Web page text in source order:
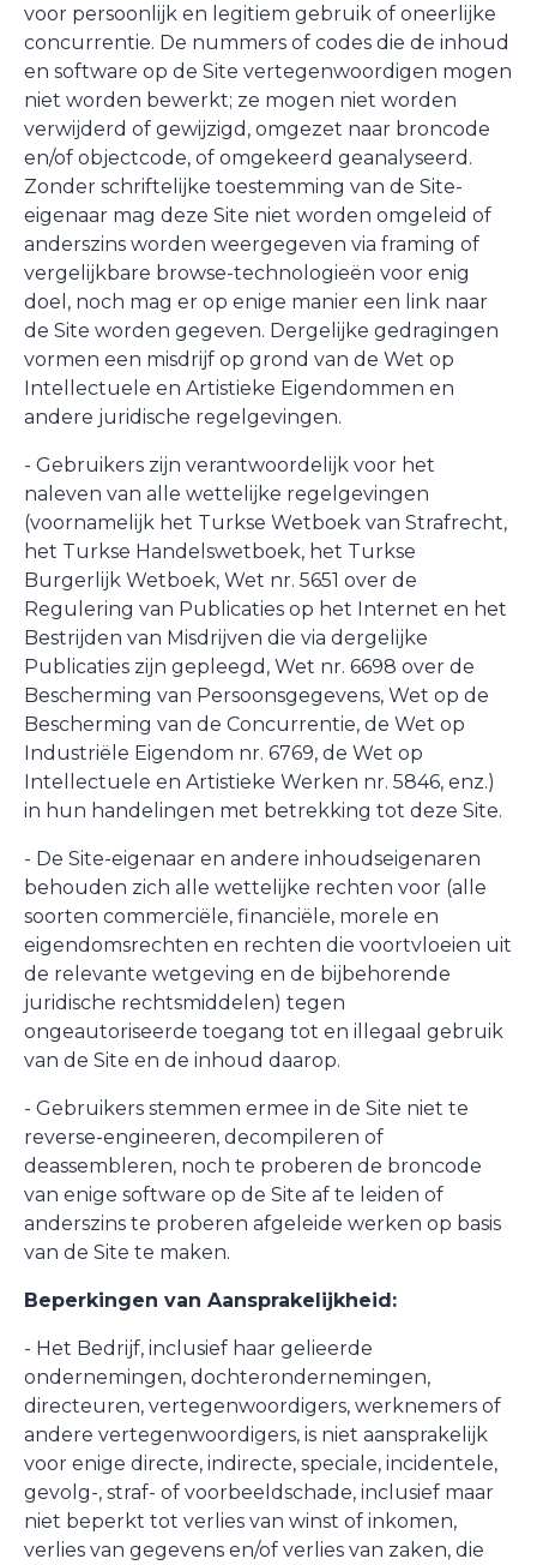
voor persoonlijk en legitiem gebruik of oneerlijke
concurrentie. De nummers of codes die de inhoud
en software op de Site vertegenwoordigen mogen
niet worden bewerkt; ze mogen niet worden
verwijderd of gewijzigd, omgezet naar broncode
en/of objectcode, of omgekeerd geanalyseerd.
Zonder schriftelijke toestemming van de Site-
eigenaar mag deze Site niet worden omgeleid of
anderszins worden weergegeven via framing of
vergelijkbare browse-technologieën voor enig
doel, noch mag er op enige manier een link naar
de Site worden gegeven. Dergelijke gedragingen
vormen een misdrijf op grond van de Wet op
Intellectuele en Artistieke Eigendommen en
andere juridische regelgevingen.
- Gebruikers zijn verantwoordelijk voor het
naleven van alle wettelijke regelgevingen
(voornamelijk het Turkse Wetboek van Strafrecht,
het Turkse Handelswetboek, het Turkse
Burgerlijk Wetboek, Wet nr. 5651 over de
Regulering van Publicaties op het Internet en het
Bestrijden van Misdrijven die via dergelijke
Publicaties zijn gepleegd, Wet nr. 6698 over de
Bescherming van Persoonsgegevens, Wet op de
Bescherming van de Concurrentie, de Wet op
Industriële Eigendom nr. 6769, de Wet op
Intellectuele en Artistieke Werken nr. 5846, enz.)
in hun handelingen met betrekking tot deze Site.
- De Site-eigenaar en andere inhoudseigenaren
behouden zich alle wettelijke rechten voor (alle
soorten commerciële, financiële, morele en
eigendomsrechten en rechten die voortvloeien uit
de relevante wetgeving en de bijbehorende
juridische rechtsmiddelen) tegen
ongeautoriseerde toegang tot en illegaal gebruik
van de Site en de inhoud daarop.
- Gebruikers stemmen ermee in de Site niet te
reverse-engineeren, decompileren of
deassembleren, noch te proberen de broncode
van enige software op de Site af te leiden of
anderszins te proberen afgeleide werken op basis
van de Site te maken.
Beperkingen van Aansprakelijkheid:
- Het Bedrijf, inclusief haar gelieerde
ondernemingen, dochterondernemingen,
directeuren, vertegenwoordigers, werknemers of
andere vertegenwoordigers, is niet aansprakelijk
voor enige directe, indirecte, speciale, incidentele,
gevolg-, straf- of voorbeeldschade, inclusief maar
niet beperkt tot verlies van winst of inkomen,
verlies van gegevens en/of verlies van zaken, die